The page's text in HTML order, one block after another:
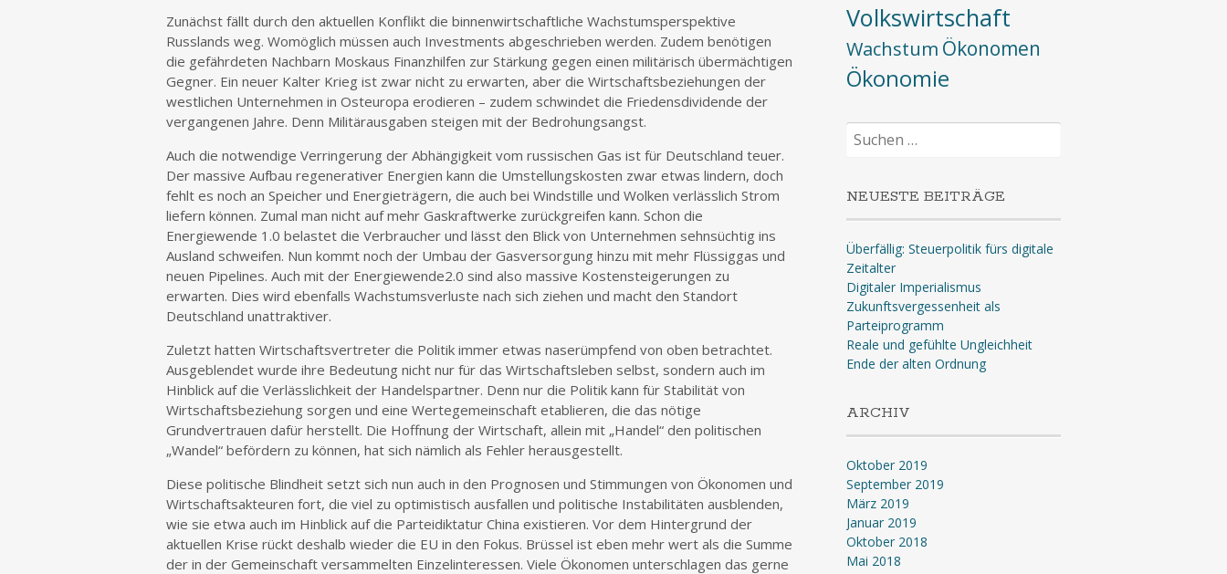
Zunächst fällt durch den aktuellen Konflikt die binnenwirtschaftliche Wachstumsperspektive
Russlands weg. Womöglich müssen auch Investments abgeschrieben werden. Zudem benötigen
die gefährdeten Nachbarn Moskaus Finanzhilfen zur Stärkung gegen einen militärisch übermächtigen
Gegner. Ein neuer Kalter Krieg ist zwar nicht zu erwarten, aber die Wirtschaftsbeziehungen der
westlichen Unternehmen in Osteuropa erodieren – zudem schwindet die Friedensdividende der
vergangenen Jahre. Denn Militärausgaben steigen mit der Bedrohungsangst.
Auch die notwendige Verringerung der Abhängigkeit vom russischen Gas ist für Deutschland teuer.
Der massive Aufbau regenerativer Energien kann die Umstellungskosten zwar etwas lindern, doch
fehlt es noch an Speicher und Energieträgern, die auch bei Windstille und Wolken verlässlich Strom
liefern können. Zumal man nicht auf mehr Gaskraftwerke zurückgreifen kann. Schon die
Energiewende 1.0 belastet die Verbraucher und lässt den Blick von Unternehmen sehnsüchtig ins
Ausland schweifen. Nun kommt noch der Umbau der Gasversorgung hinzu mit mehr Flüssiggas und
neuen Pipelines. Auch mit der Energiewende2.0 sind also massive Kostensteigerungen zu
erwarten. Dies wird ebenfalls Wachstumsverluste nach sich ziehen und macht den Standort
Deutschland unattraktiver.
Zuletzt hatten Wirtschaftsvertreter die Politik immer etwas naserümpfend von oben betrachtet.
Ausgeblendet wurde ihre Bedeutung nicht nur für das Wirtschaftsleben selbst, sondern auch im
Hinblick auf die Verlässlichkeit der Handelspartner. Denn nur die Politik kann für Stabilität von
Wirtschaftsbeziehung sorgen und eine Wertegemeinschaft etablieren, die das nötige
Grundvertrauen dafür herstellt. Die Hoffnung der Wirtschaft, allein mit „Handel“ den politischen
„Wandel“ befördern zu können, hat sich nämlich als Fehler herausgestellt.
Diese politische Blindheit setzt sich nun auch in den Prognosen und Stimmungen von Ökonomen und
Wirtschaftsakteuren fort, die viel zu optimistisch ausfallen und politische Instabilitäten ausblenden,
wie sie etwa auch im Hinblick auf die Parteidiktatur China existieren. Vor dem Hintergrund der
aktuellen Krise rückt deshalb wieder die EU in den Fokus. Brüssel ist eben mehr wert als die Summe
der in der Gemeinschaft versammelten Einzelinteressen. Viele Ökonomen unterschlagen das gerne
Volkswirtschaft
Wachstum Ökonomen
Ökonomie
Suchen
nach:
NEUESTE BEITRÄGE
Überfällig: Steuerpolitik fürs digitale
Zeitalter
Digitaler Imperialismus
Zukunftsvergessenheit als
Parteiprogramm
Reale und gefühlte Ungleichheit
Ende der alten Ordnung
ARCHIV
Oktober 2019
September 2019
März 2019
Januar 2019
Oktober 2018
Mai 2018